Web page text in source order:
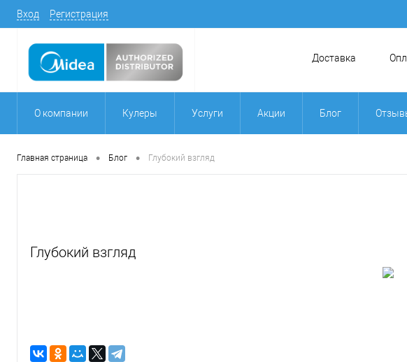
Вход Регистрация
Доставка
О компании Кулеры Услуги Акции Блог
Главная страница • Блог • Глубокий взгляд
Глубокий взгляд